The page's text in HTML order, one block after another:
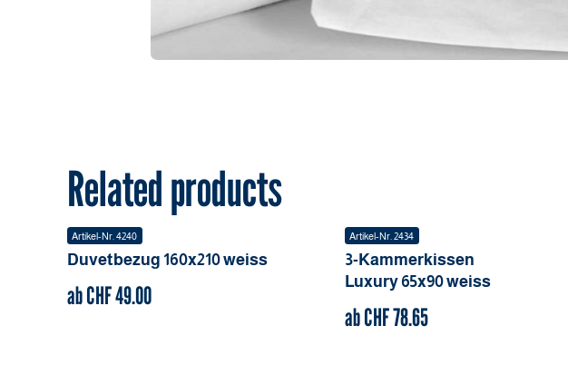
Related products
Artikel-Nr.4240
Duvetbezug 160x210weiss
ab CHF49.00
Artikel-Nr. 2434
3-Kammerkissen
Luxury 65x90weiss
ab CHF78.65